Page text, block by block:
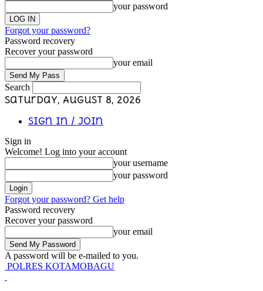
your password
Forgot your password?
Password recovery
Recover your password
your email
Search
Saturday, August 8, 2026
Sign in / Join
Sign in
Welcome! Log into your account
your username
your password
Forgot your password? Get help
Password recovery
Recover your password
your email
A password will be e-mailed to you.
POLRES KOTAMOBAGU